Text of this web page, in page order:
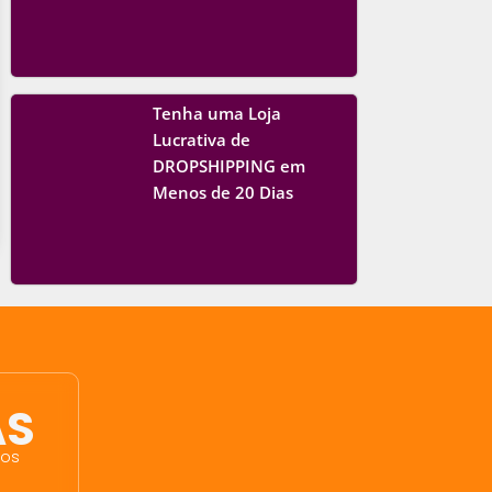
Tenha uma Loja
Lucrativa de
DROPSHIPPING em
Menos de 20 Dias